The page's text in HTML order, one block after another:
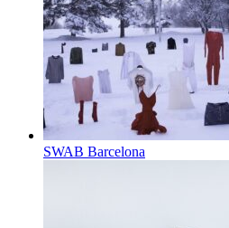
SWAB Barcelona